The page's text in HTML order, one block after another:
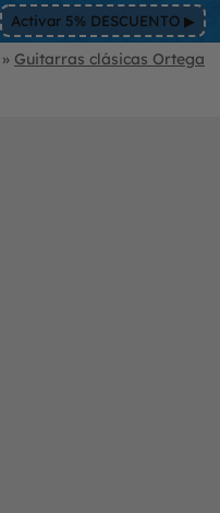
Activar 5% DESCUENTO ▶︎
» Guitarras clásicas Ortega